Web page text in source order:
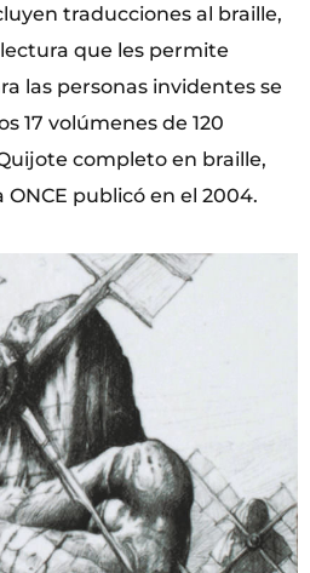
traducciones al braille,
que les permite
las personas invidentes se
17 volúmenes de 120
completo en braille,
publicó en el 2004.